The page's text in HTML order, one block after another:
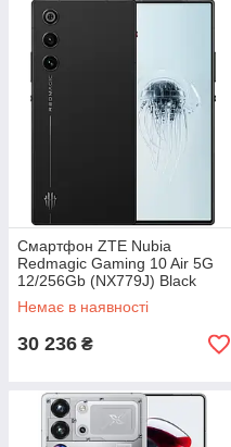
Смартфон ZTE Nubia
Redmagic Gaming 10 Air 5G
12/256Gb (NX779J) Black
Twilight Global version
Немає в наявності
30 236 ₴